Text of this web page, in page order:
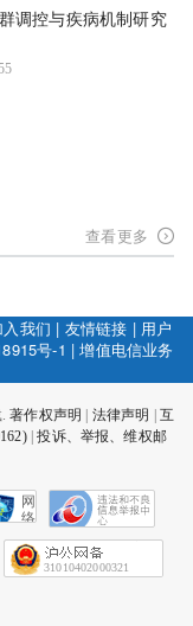
调控与疾病机制研究
查看更多
入我们 | 友情链接 | 用户
号-1 |增值电信业务
.著作权声明 法律声明
互
|投诉、举报、维权邮
网
络
会
征
31010402000321